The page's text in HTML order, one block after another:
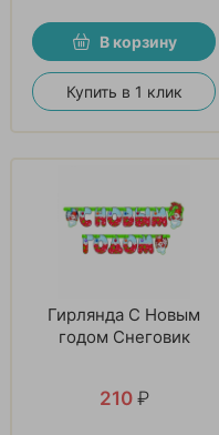
В корзину
Купить в 1 клик
Гирлянда С Новым
годом Снеговик
210 ₽